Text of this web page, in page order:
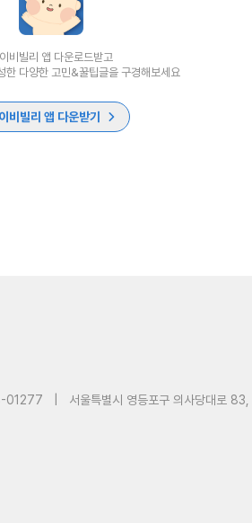
비빌리 앱 다운로드받고
한 다양한 고민&꿀팁글을 구경해보세요
비빌리 앱 다운받기
01277
서울특별시 영등포구 의사당대로